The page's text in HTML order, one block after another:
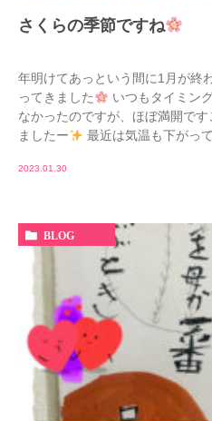
さくらの季節ですね
年明けてあっという間に1月が終
ってきました
いつもタイミン
なかったのですが、ほぼ満開で
ましたー
最近は気温も下がっ
2023.01.30
BLOG